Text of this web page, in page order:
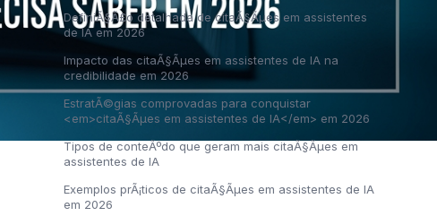
DefiniÃ§Ã£o detalhada de citaÃ§Ãµes em assistentes
de IA em 2026
Impacto das citaÃ§Ãµes em assistentes de IA na
credibilidade em 2026
EstratÃ©gias comprovadas para conquistar
<em>citaÃ§Ãµes em assistentes de IA</em> em 2026
Tipos de conteÃºdo que geram mais citaÃ§Ãµes em
assistentes de IA
Exemplos prÃ¡ticos de citaÃ§Ãµes em assistentes de IA
em 2026